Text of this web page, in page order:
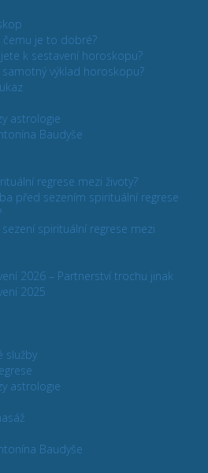
čemu je to dobré?
k sestavení horoskopu?
samotný výklad horoskopu?
astrologie
Baudyše
regrese mezi životy?
před sezením spirituální regrese
spirituální regrese mezi
2026 – Partnerství trochu jinak
2025
služby
astrologie
Baudyše